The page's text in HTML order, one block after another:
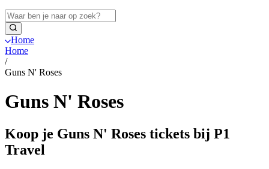
Home
Home
/
Guns N' Roses
Guns N' Roses
Koop je Guns N' Roses tickets bij P1
Travel